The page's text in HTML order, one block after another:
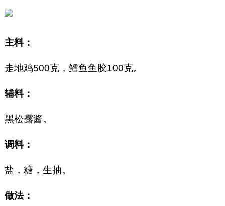
主料：
走地鸡500克，鳕鱼鱼胶100克。
辅料：
黑松露酱。
调料：
盐，糖，生抽。
做法：